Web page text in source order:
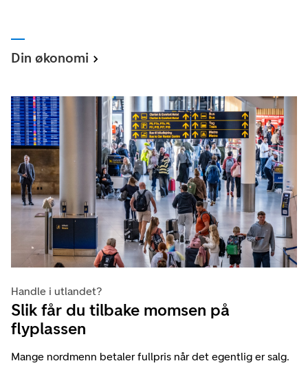
Din økonomi
Handle i utlandet?
Slik får du tilbake momsen på
flyplassen
Mange nordmenn betaler fullpris når det egentlig er salg.